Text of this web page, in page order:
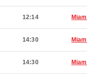
12:14
14:30
14:30